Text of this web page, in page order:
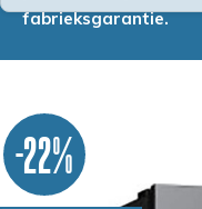
fabrieksgarantie.
-22%